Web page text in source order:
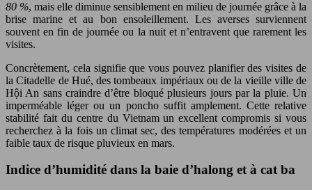
80 %, mais elle diminue sensiblement en milieu de journée grâce à la
brise marine et au bon ensoleillement. Les averses surviennent
souvent en fin de journée ou la nuit et n’entravent que rarement les
visites.
Concrètement, cela signifie que vous pouvez planifier des visites de
la Citadelle de Hué, des tombeaux impériaux ou de la vieille ville de
Hội An sans craindre d’être bloqué plusieurs jours par la pluie. Un
imperméable léger ou un poncho suffit amplement. Cette relative
stabilité fait du centre du Vietnam un excellent compromis si vous
recherchez à la fois un climat sec, des températures modérées et un
faible taux de risque pluvieux en mars.
Indice d’humidité dans la baie d’halong et à cat ba